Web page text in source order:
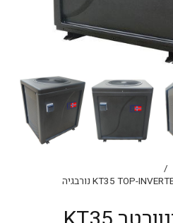
/
משאבת חום אינוורטר KT35 TOP-INVERTER-FIP WiFi נורבגיה